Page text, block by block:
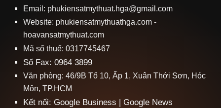
Email: phukiensatmythuat.hga@gmail.com
Website: phukiensatmythuathga.com-
hoavansatmythuat.com
Mã số thuế: 0317745467
Số Fax: 0964 3899
Văn phòng: 46/9B Tổ 10, Ấp 1, Xuân Thới Sơn, Hóc
Môn, TP.HCM
Kết nối: Google Business | Google News